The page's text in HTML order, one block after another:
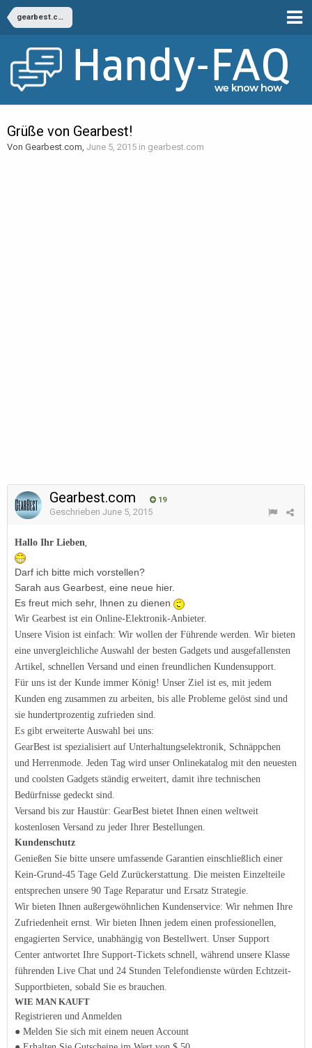
gearbest.com
Grüße von Gearbest!
Von Gearbest.com, June 5, 2015 in gearbest.com
Gearbest.com 19
Geschrieben June 5, 2015
Hallo Ihr Lieben,
Darf ich bitte mich vorstellen?
Sarah aus Gearbest, eine neue hier.
Es freut mich sehr, Ihnen zu dienen
Wir Gearbest ist ein Online-Elektronik-Anbieter.
Unsere Vision ist einfach: Wir wollen der Führende werden. Wir bieten
eine unvergleichliche Auswahl der besten Gadgets und ausgefallensten
Artikel, schnellen Versand und einen freundlichen Kundensupport.
Für uns ist der Kunde immer König! Unser Ziel ist es, mit jedem
Kunden eng zusammen zu arbeiten, bis alle Probleme gelöst sind und
sie hundertprozentig zufrieden sind.
Es gibt erweiterte Auswahl bei uns:
GearBest ist spezialisiert auf Unterhaltungselektronik, Schnäppchen
und Herrenmode. Jeden Tag wird unser Onlinekatalog mit den neuesten
und coolsten Gadgets ständig erweitert, damit ihre technischen
Bedürfnisse gedeckt sind.
Versand bis zur Haustür: GearBest bietet Ihnen einen weltweit
kostenlosen Versand zu jeder Ihrer Bestellungen.
Kundenschutz
Genießen Sie bitte unsere umfassende Garantien einschließlich einer
Kein-Grund-45 Tage Geld Zurückerstattung. Die meisten Einzelteile
entsprechen unsere 90 Tage Reparatur und Ersatz Strategie.
Wir bieten Ihnen außergewöhnlichen Kundenservice: Wir nehmen Ihre
Zufriedenheit ernst. Wir bieten Ihnen jedem einen professionellen,
engagierten Service, unabhängig von Bestellwert. Unser Support
Center antwortet Ihre Support-Tickets schnell, während unsere Klasse
führenden Live Chat und 24 Stunden Telefondienste würden Echtzeit-
Supportbieten, sobald Sie es brauchen.
WIE MAN KAUFT
Registrieren und Anmelden
● Melden Sie sich mit einem neuen Account